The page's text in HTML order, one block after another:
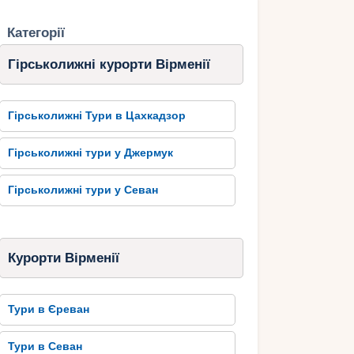
Категорії
Гірськолижні курорти Вірменії
Гірськолижні Тури в Цахкадзор
Гірськолижні тури у Джермук
Гірськолижні тури у Севан
Курорти Вірменії
Тури в Єреван
Тури в Севан